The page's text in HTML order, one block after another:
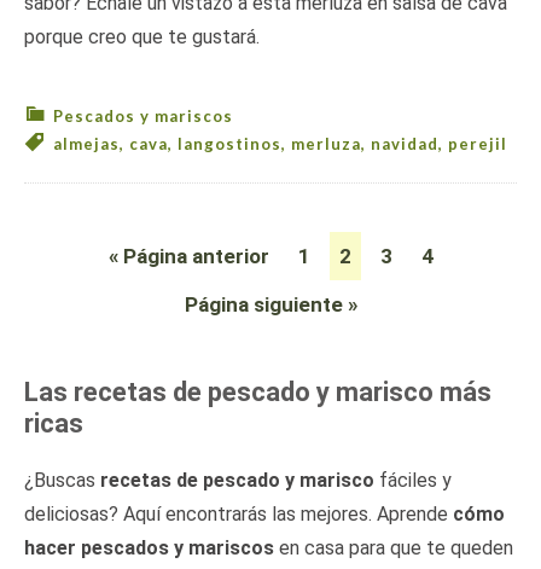
porque creo que te gustará.
Pescados y mariscos
almejas, cava, langostinos, merluza, navidad, perejil
« Página anterior 1 2 3
4
Página siguiente »
Las recetas de pescado y marisco más
ricas
¿Buscas recetas de pescado y marisco fáciles y
deliciosas? Aquí encontrarás las mejores. Aprende cómo
hacer pescados y mariscos en casa para que te queden